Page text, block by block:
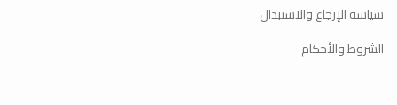
سياسة الإرجاع والاستبدال
الشروط والأحكام